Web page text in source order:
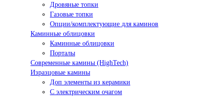
Дровяные топки
Газовые топки
Опции/комплектующие для каминов
Каминные облицовки
Каминные облицовки
Порталы
Современные камины (HighTech)
Изразцовые камины
Доп элементы из керамики
С электрическим очагом